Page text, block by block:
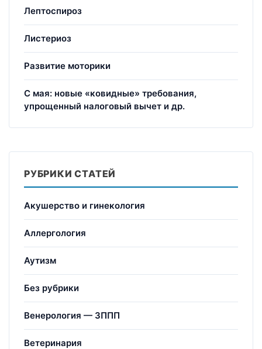
Лептоспироз
Листериоз
Развитие моторики
С мая: новые «ковидные» требования,
упрощенный налоговый вычет и др.
РУБРИКИ СТАТЕЙ
Акушерство и гинекология
Аллергология
Аутизм
Без рубрики
Венерология — ЗППП
Ветеринария